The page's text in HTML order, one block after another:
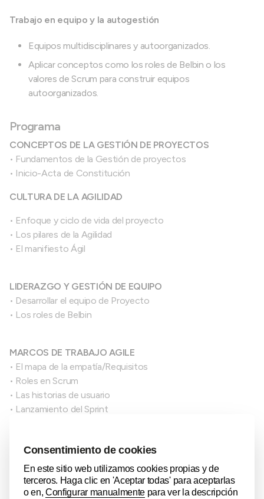
Trabajo en equipo y la autogestión
Equipos multidisciplinares y autoorganizados.
Aplicar conceptos como los roles de Belbin o los
valores de Scrum para construir equipos
autoorganizados.
Programa
CONCEPTOS DE LA GESTIÓN DE PROYECTOS
• Fundamentos de la Gestión de proyectos
• Inicio-Acta de Constitución
CULTURA DE LA AGILIDAD
• Enfoque y ciclo de vida del proyecto
• Los pilares de la Agilidad
• El manifiesto Ágil
LIDERAZGO Y GESTIÓN DE EQUIPO
• Desarrollar el equipo de Proyecto
• Los roles de Belbin
MARCOS DE TRABAJO AGILE
• El mapa de la empatía/Requisitos
• Roles en Scrum
• Las historias de usuario
• Lanzamiento del Sprint
Impartido por:
Fernando García, PMP, MBA, Scrum Master